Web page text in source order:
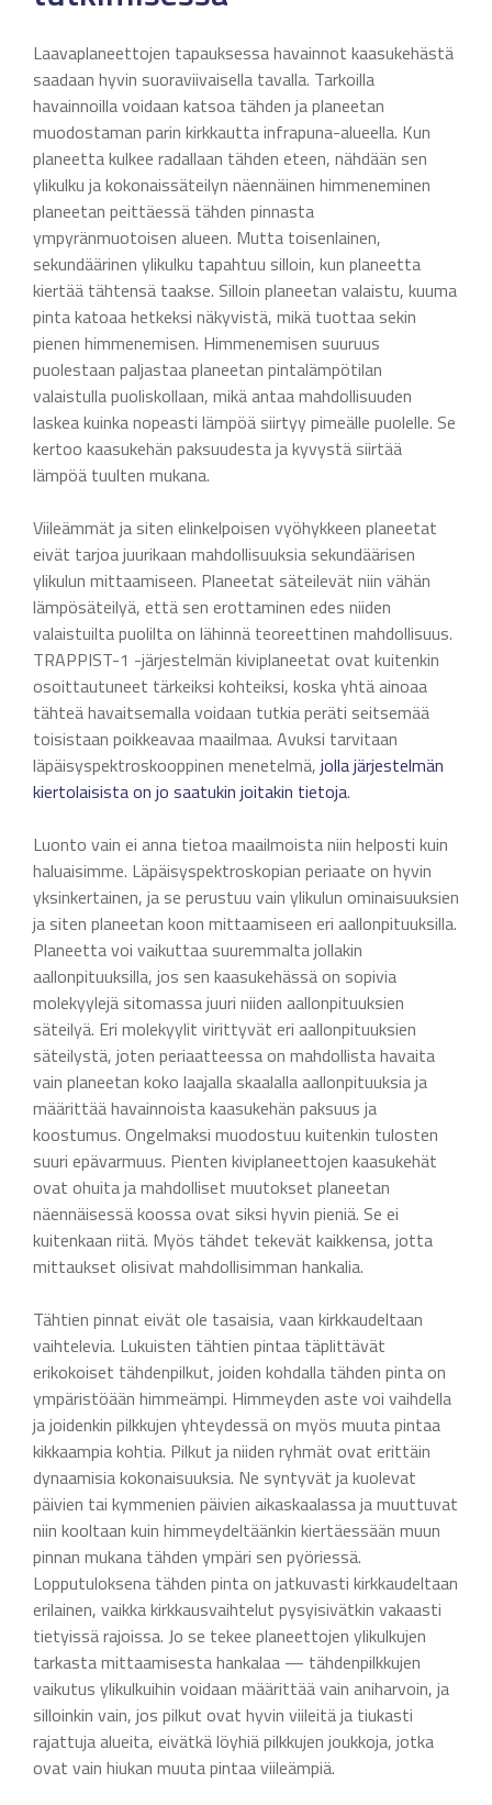
Laavaplaneettojen tapauksessa havainnot kaasukehästä
saadaan hyvin suoraviivaisella tavalla. Tarkoilla
havainnoilla voidaan katsoa tähden ja planeetan
muodostaman parin kirkkautta infrapuna-alueella. Kun
planeetta kulkee radallaan tähden eteen, nähdään sen
ylikulku ja kokonaissäteilyn näennäinen himmeneminen
planeetan peittäessä tähden pinnasta
ympyränmuotoisen alueen. Mutta toisenlainen,
sekundäärinen ylikulku tapahtuu silloin, kun planeetta
kiertää tähtensä taakse. Silloin planeetan valaistu, kuuma
pinta katoaa hetkeksi näkyvistä, mikä tuottaa sekin
pienen himmenemisen. Himmenemisen suuruus
puolestaan paljastaa planeetan pintalämpötilan
valaistulla puoliskollaan, mikä antaa mahdollisuuden
laskea kuinka nopeasti lämpöä siirtyy pimeälle puolelle. Se
kertoo kaasukehän paksuudesta ja kyvystä siirtää
lämpöä tuulten mukana.
Viileämmät ja siten elinkelpoisen vyöhykkeen planeetat
eivät tarjoa juurikaan mahdollisuuksia sekundäärisen
ylikulun mittaamiseen. Planeetat säteilevät niin vähän
lämpösäteilyä, että sen erottaminen edes niiden
valaistuilta puolilta on lähinnä teoreettinen mahdollisuus.
TRAPPIST-1 -järjestelmän kiviplaneetat ovat kuitenkin
osoittautuneet tärkeiksi kohteiksi, koska yhtä ainoaa
tähteä havaitsemalla voidaan tutkia peräti seitsemää
toisistaan poikkeavaa maailmaa. Avuksi tarvitaan
läpäisyspektroskooppinen menetelmä, jolla järjestelmän
kiertolaisista on jo saatukin joitakin tietoja.
Luonto vain ei anna tietoa maailmoista niin helposti kuin
haluaisimme. Läpäisyspektroskopian periaate on hyvin
yksinkertainen, ja se perustuu vain ylikulun ominaisuuksien
ja siten planeetan koon mittaamiseen eri aallonpituuksilla.
Planeetta voi vaikuttaa suuremmalta jollakin
aallonpituuksilla, jos sen kaasukehässä on sopivia
molekyylejä sitomassa juuri niiden aallonpituuksien
säteilyä. Eri molekyylit virittyvät eri aallonpituuksien
säteilystä, joten periaatteessa on mahdollista havaita
vain planeetan koko laajalla skaalalla aallonpituuksia ja
määrittää havainnoista kaasukehän paksuus ja
koostumus. Ongelmaksi muodostuu kuitenkin tulosten
suuri epävarmuus. Pienten kiviplaneettojen kaasukehät
ovat ohuita ja mahdolliset muutokset planeetan
näennäisessä koossa ovat siksi hyvin pieniä. Se ei
kuitenkaan riitä. Myös tähdet tekevät kaikkensa, jotta
mittaukset olisivat mahdollisimman hankalia.
Tähtien pinnat eivät ole tasaisia, vaan kirkkaudeltaan
vaihtelevia. Lukuisten tähtien pintaa täplittävät
erikokoiset tähdenpilkut, joiden kohdalla tähden pinta on
ympäristöään himmeämpi. Himmeyden aste voi vaihdella
ja joidenkin pilkkujen yhteydessä on myös muuta pintaa
kikkaampia kohtia. Pilkut ja niiden ryhmät ovat erittäin
dynaamisia kokonaisuuksia. Ne syntyvät ja kuolevat
päivien tai kymmenien päivien aikaskaalassa ja muuttuvat
niin kooltaan kuin himmeydeltäänkin kiertäessään muun
pinnan mukana tähden ympäri sen pyöriessä.
Lopputuloksena tähden pinta on jatkuvasti kirkkaudeltaan
erilainen, vaikka kirkkausvaihtelut pysyisivätkin vakaasti
tietyissä rajoissa. Jo se tekee planeettojen ylikulkujen
tarkasta mittaamisesta hankalaa — tähdenpilkkujen
vaikutus ylikulkuihin voidaan määrittää vain aniharvoin, ja
silloinkin vain, jos pilkut ovat hyvin viileitä ja tiukasti
rajattuja alueita, eivätkä löyhiä pilkkujen joukkoja, jotka
ovat vain hiukan muuta pintaa viileämpiä.